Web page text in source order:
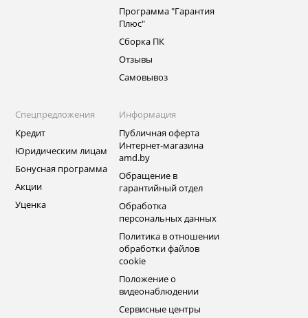
Программа "Гарантия
Плюс"
Сборка ПК
Отзывы
Самовывоз
Спецпредложения
Кредит
Юридическим лицам
Бонусная программа
Акции
Уценка
Информация
Публичная оферта
Интернет-магазина
amd.by
Обращение в
гарантийный отдел
Обработка
персональных данных
Политика в отношении
обработки файлов
cookie
Положение о
видеонаблюдении
Сервисные центры